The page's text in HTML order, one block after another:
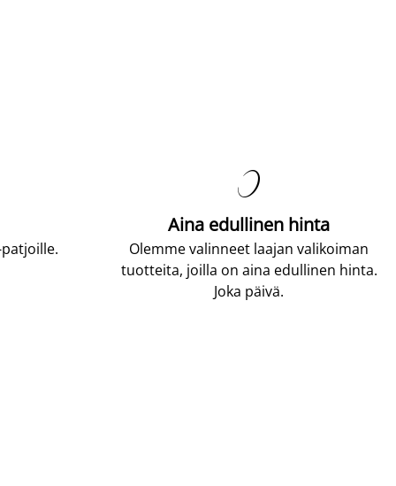

Aina edullinen hinta
Olemme valinneet laajan valikoiman
tuotteita, joilla on aina edullinen hinta.
Joka päivä.